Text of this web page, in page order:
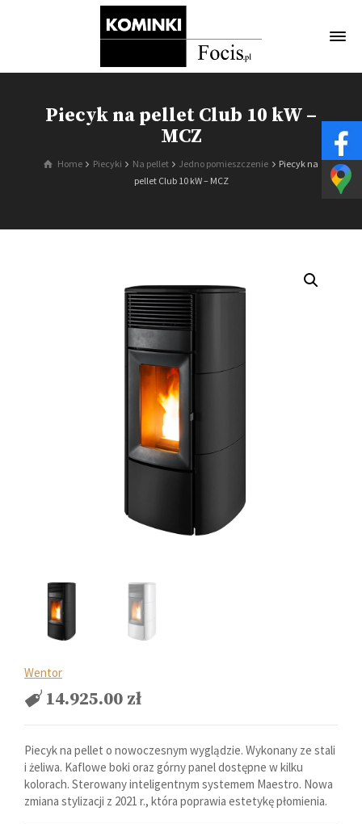
Piecyk na pellet Club 10 kW –
MCZ
Home Piecyki Na pellet Jedno pomieszczenie
Piecyk na
pellet Club 10 kW – MCZ
Wentor
14.925.00 zł
Piecyk na pellet o nowoczesnym wyglądzie. Wykonany ze stali
i żeliwa. Kaflowe boki oraz górny panel dostępne w kilku
kolorach. Sterowany inteligentnym systemem Maestro. Nowa
zmiana stylizacji z 2021 r., która poprawia estetykę płomienia.